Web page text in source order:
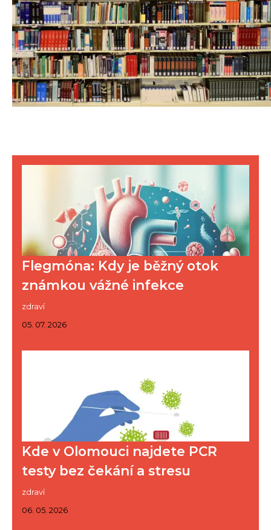
Flegmóna: Kdy je běžný otok
známkou vážné infekce
zdraví
05. 07. 2026
Kde v Olomouci najdete PCR
testy bez čekání a stresu
zdraví
06. 05. 2026